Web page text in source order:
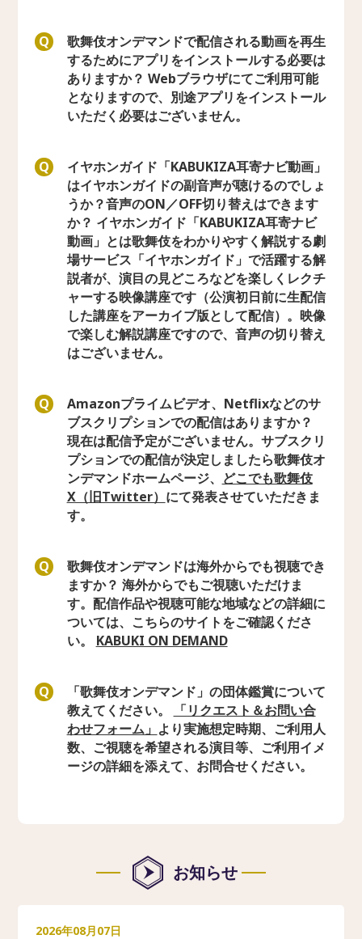
Q
歌舞伎オンデマンドで配信される動画を再生
するためにアプリをインストールする必要は
ありますか？ Webブラウザにてご利用可能
となりますので、別途アプリをインストール
いただく必要はございません。
Q
イヤホンガイド「KABUKIZA耳寄ナビ動画」
はイヤホンガイドの副音声が聴けるのでしょ
うか？音声のON／OFF切り替えはできます
か？ イヤホンガイド「KABUKIZA耳寄ナビ
動画」とは歌舞伎をわかりやすく解説する劇
場サービス「イヤホンガイド」で活躍する解
説者が、演目の見どころなどを楽しくレクチ
ャーする映像講座です（公演初日前に生配信
した講座をアーカイブ版として配信）。映像
で楽しむ解説講座ですので、音声の切り替え
はございません。
Q
Amazonプライムビデオ、Netflixなどのサ
ブスクリプションでの配信はありますか？
現在は配信予定がございません。サブスクリ
プションでの配信が決定しましたら歌舞伎オ
ンデマンドホームページ、 どこでも歌舞伎
X（旧Twitter） にて発表させていただきま
す。
Q
歌舞伎オンデマンドは海外からでも視聴でき
ますか？ 海外からでもご視聴いただけま
す。配信作品や視聴可能な地域などの詳細に
ついては、こちらのサイトをご確認くださ
い。 KABUKI ON DEMAND
Q
「歌舞伎オンデマンド」の団体鑑賞について
教えてください。
「リクエスト＆お問い合
わせフォーム」 より実施想定時期、ご利用人
数、ご視聴を希望される演目等、ご利用イメ
ージの詳細を添えて、お問合せください。
お知らせ
2026年08月07日